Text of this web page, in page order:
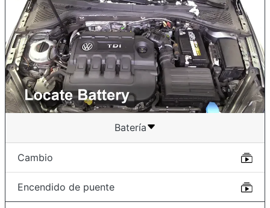
Batería
Cambio
Encendido de puente